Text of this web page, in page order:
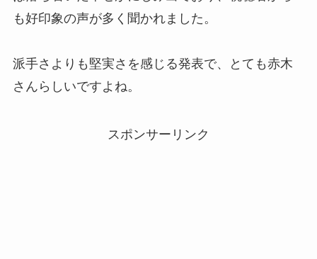
も好印象の声が多く聞かれました。
派手さよりも堅実さを感じる発表で、とても赤木
さんらしいですよね。
スポンサーリンク